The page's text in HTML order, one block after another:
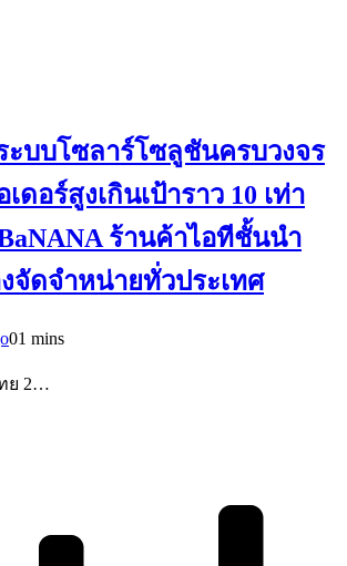
ะบบโซลาร์โซลูชันครบวงจร
ดอร์สูงเกินเป้าราว 10 เท่า
ร้านค้าไอทีชั้นนำ
จัดจำหน่ายทั่วประเทศ
01 mins
ย 2…